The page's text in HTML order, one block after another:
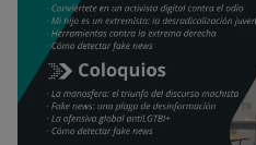
Opciones de cookies
Rechazar cookies